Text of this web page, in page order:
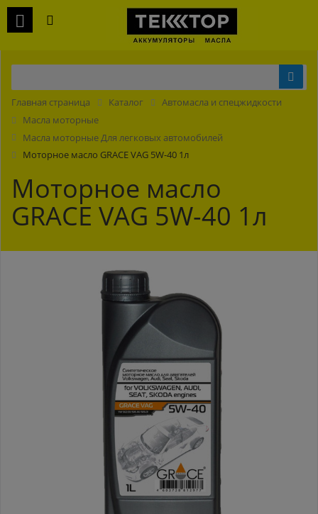
Главная страница Каталог
Автомасла и спецжидкости
Масла моторные
Масла моторные Для легковых автомобилей
Моторное масло GRACE VAG 5W-40 1л
Моторное масло
GRACE VAG 5W-40 1л